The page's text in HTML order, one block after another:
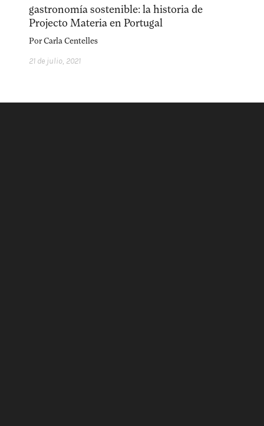
gastronomía sostenible: la historia de
Projecto Materia en Portugal
PorCarla Centelles
21 de julio, 2021
acerca
equipo política de envíos